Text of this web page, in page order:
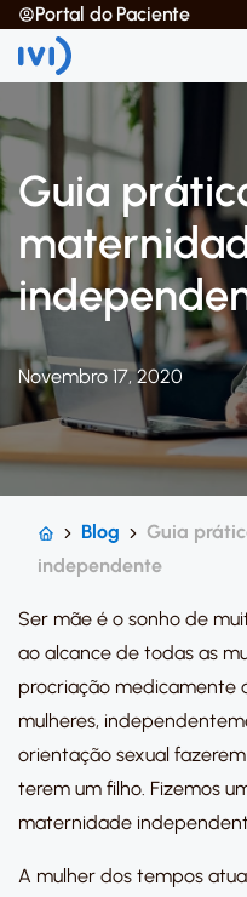
Portal do Paciente
Guia
Novembro 17, 2020
Blog
Guia
independente
Ser mãe é o sonho de
ao alcance de todas as
procriação medicamente
mulheres,
orientação sexual
terem um filho. Fizemos
maternidade
A mulher dos tempos